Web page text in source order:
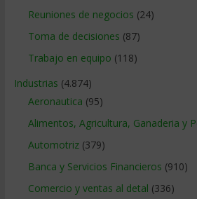
Reuniones de negocios (24)
Toma de decisiones (87)
Trabajo en equipo (118)
Industrias (4.874)
Aeronautica (95)
Alimentos, Agricultura, Ganaderia y
Automotriz(379)
Banca y Servicios Financieros (910)
Comercio y ventas al detal (336)